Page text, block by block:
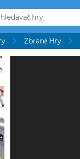
Zbraně Hry